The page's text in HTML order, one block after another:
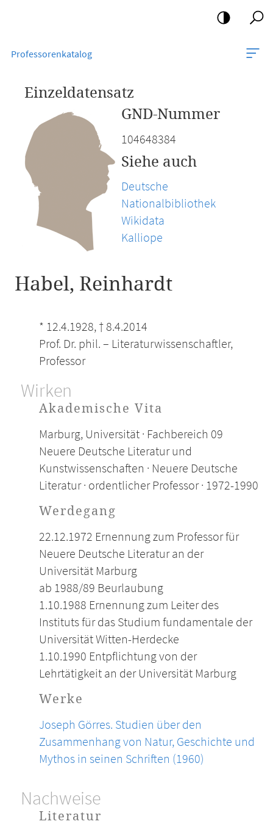
Professorenkatalog
Einzeldatensatz
GND-Nummer
104648384
Siehe auch
Deutsche
Nationalbibliothek
Wikidata
Kalliope
Habel, Reinhardt
* 12.4.1928, † 8.4.2014
Prof. Dr. phil. – Literaturwissenschaftler,
Professor
Wirken
Akademische Vita
Marburg, Universität · Fachbereich 09
Neuere Deutsche Literatur und
Kunstwissenschaften · Neuere Deutsche
Literatur · ordentlicher Professor · 1972-1990
Werdegang
22.12.1972 Ernennung zum Professor für
Neuere Deutsche Literatur an der
Universität Marburg
ab 1988/89 Beurlaubung
1.10.1988 Ernennung zum Leiter des
Instituts für das Studium fundamentale der
Universität Witten-Herdecke
1.10.1990 Entpflichtung von der
Lehrtätigkeit an der Universität Marburg
Werke
Joseph Görres. Studien über den
Zusammenhang von Natur, Geschichte und
Mythos in seinen Schriften (1960)
Nachweise
Literatur